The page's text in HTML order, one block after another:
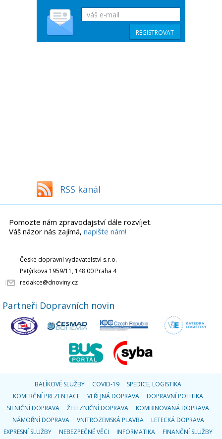
RSS kanál
Pomozte nám zpravodajství dále rozvíjet.
Váš názor nás zajímá, napište nám!
České dopravní vydavatelství s.r.o.
Petýrkova 1959/11, 148 00 Praha 4
redakce@dnoviny.cz
Partneři Dopravních novin
BALÍKOVÉ SLUŽBY COVID-19
SPEDICE, LOGISTIKA
KOMERČNÍ PREZENTACE
VEŘEJNÁ DOPRAVA
DOPRAVNÍ POLITIKA
SILNIČNÍ DOPRAVA
ŽELEZNIČNÍ DOPRAVA
KOMBINOVANÁ DOPRAVA
NÁMOŘNÍ DOPRAVA
VNITROZEMSKÁ PLAVBA
LETECKÁ DOPRAVA
EXPRESNÍ SLUŽBY
NEBEZPEČNÉ VĚCI INFORMATIKA FINANČNÍ SLUŽBY